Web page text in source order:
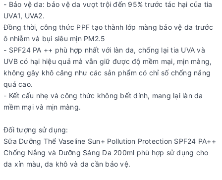
- Bảo vệ da: bảo vệ da vượt trội đến 95% trước tác hại của tia
UVA1, UVA2.
Đồng thời, công thức PPF tạo thành lớp màng bảo vệ da trước
ô nhiễm và bụi siêu mịn PM2.5
- SPF24 PA ++ phù hợp nhất với làn da, chống lại tia UVA và
UVB có hại hiệu quả mà vẫn giữ được độ mềm mại, mịn màng,
không gây khô căng như các sản phẩm có chỉ số chống nắng
quá cao.
- Kết cấu nhẹ và công thức không bết dính, mang lại làn da
mềm mại và mịn màng.
Đối tượng sử dụng:
Sữa Dưỡng Thể Vaseline Sun+ Pollution Protection SPF24 PA++
Chống Nắng và Dưỡng Sáng Da 200ml phù hợp sử dụng cho
da xỉn màu, da khô và da cần bảo vệ.